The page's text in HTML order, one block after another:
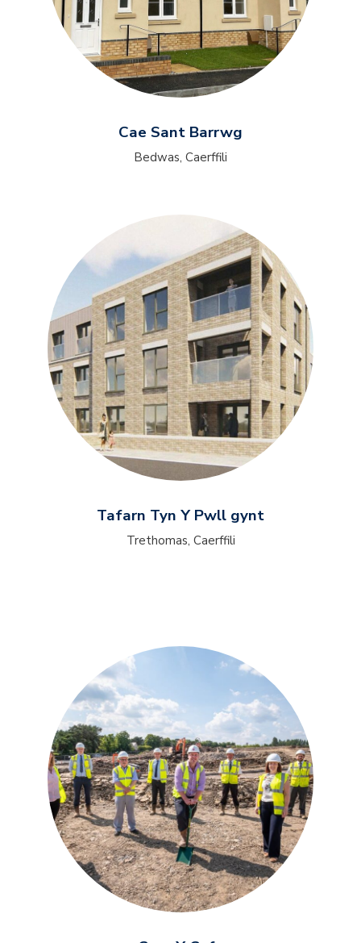
Cae Sant Barrwg
Bedwas, Caerffili
Tafarn Tyn Y Pwll gynt
Trethomas, Caerffili